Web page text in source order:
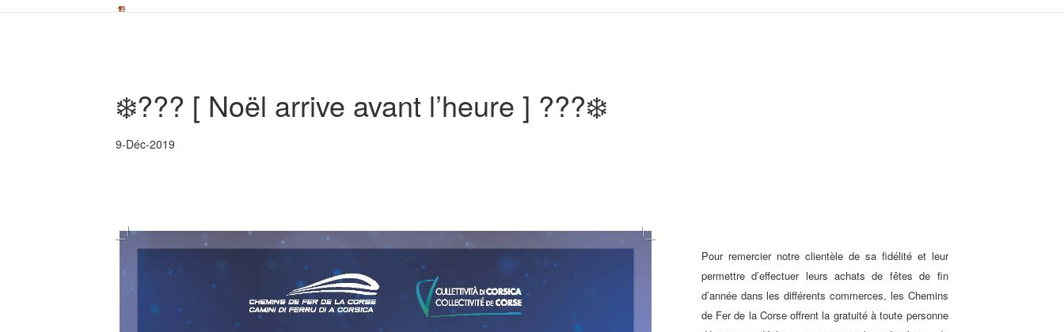
❄️??? [ Noël arrive avant l’heure ] ???❄️
9-Déc-2019
Pour remercier notre clientèle de sa fidélité et leur
permettre d’effectuer leurs achats de fêtes de fin
d’année dans les différents commerces, les Chemins
de Fer de la Corse offrent la gratuité à toute personne